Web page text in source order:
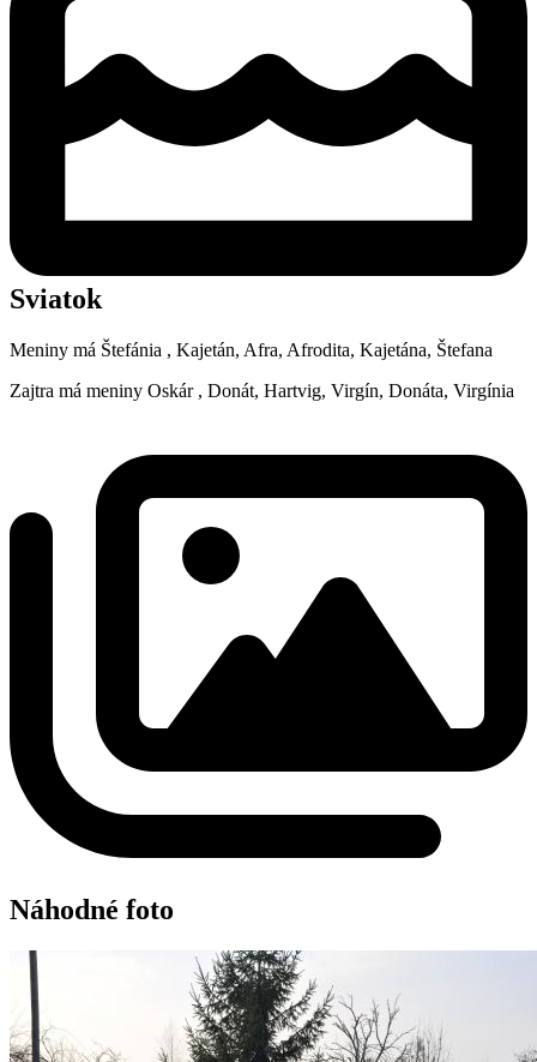
Sviatok
Meniny má Štefánia , Kajetán, Afra, Afrodita, Kajetána, Štefana
Zajtra má meniny Oskár , Donát, Hartvig, Virgín, Donáta, Virgínia
Náhodné foto